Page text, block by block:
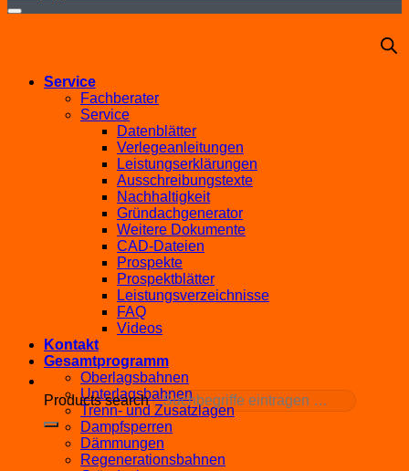
Products search
Service
Fachberater
Service
Datenblätter
Verlegeanleitungen
Leistungserklärungen
Ausschreibungstexte
Nachhaltigkeit
Gründachgenerator
Weitere Dokumente
CAD-Dateien
Prospekte
Prospektblätter
Leistungsverzeichnisse
FAQ
Videos
Kontakt
Gesamtprogramm
Oberlagsbahnen
Unterlagsbahnen
Trenn- und Zusatzlagen
Dampfsperren
Dämmungen
Regenerationsbahnen